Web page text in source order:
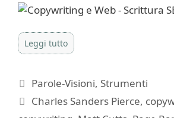
Leggi tutto
Categorie
Parole-Visioni, Strumenti
Tag
Charles Sanders Pierce,